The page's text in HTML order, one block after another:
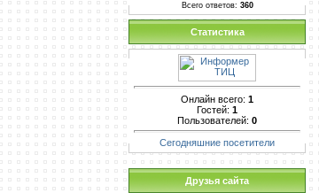
Всего ответов: 360
Статистика
Онлайн всего: 1
Гостей: 1
Пользователей: 0
Сегодняшние посетители
Друзья сайта